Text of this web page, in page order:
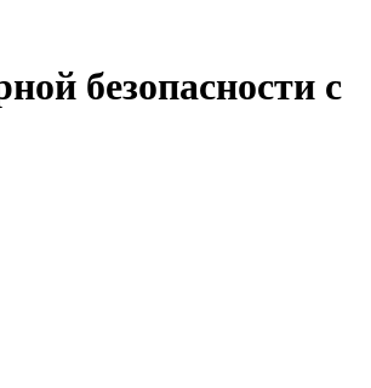
безопасности с